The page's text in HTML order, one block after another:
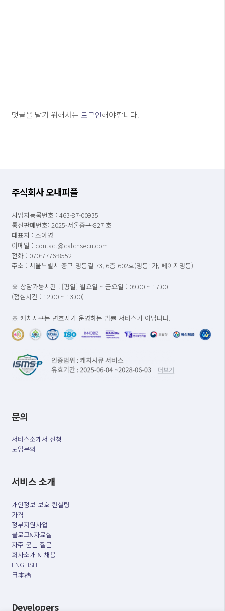
댓글을 달기 위해서는 로그인해야합니다.
주식회사 오내피플
사업자등록번호 : 463-87-00935
통신판매번호: 2025-서울중구-827 호
대표자 : 조아영
이메일 : contact@catchsecu.com
전화 : 070-7776-8552
주소 : 서울특별시 중구 명동길 73, 6층 602호(명동1가, 페이지명동)
※ 상담가능시간 : [평일] 월요일 ~ 금요일 : 09:00 ~ 17:00
(점심시간 : 12:00 ~ 13:00)
※ 캐치시큐는 변호사가 운영하는 법률 서비스가 아닙니다.
문의
서비스소개서 신청
도입문의
서비스 소개
개인정보 보호 컨설팅
가격
정부지원사업
블로그&자료실
자주 묻는 질문
회사소개 & 채용
ENGLISH
日本語
Developers